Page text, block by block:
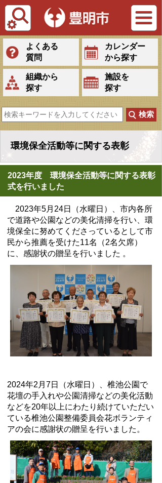
Tiếng Việt
よくある
質問
カレンダー
から探す
組織から
探す
施設を
探す
環境保全活動等に関する表彰
2023年度 環境保全活動等に関する表彰
式を行いました
2023年5月24日（水曜日）、市内各所
で道路や公園などの美化清掃を行い、環
境保全に努めてくださっているとして市
民から推薦を受けた11名（2名欠席）
に、感謝状の贈呈を行いました 。
2024年2月7日（水曜日）、椎池公園で
花壇の手入れや公園清掃などの美化活動
などを20年以上にわたり続けていただい
ている椎池公園整備委員会花ボランティ
アの会に感謝状の贈呈を行いました。